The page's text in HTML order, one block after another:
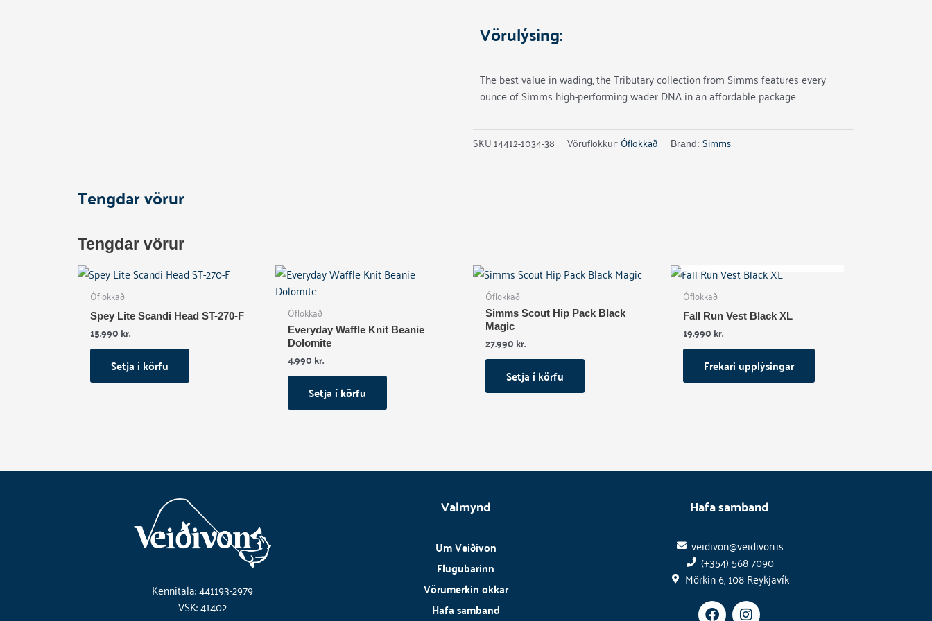
Vörulýsing:
The best value in wading, the Tributary collection from Simms features every
ounce of Simms high-performing wader DNA in an affordable package.
SKU 14412-1034-38 Vöruflokkur: Óflokkað Brand: Simms
Tengdar vörur
Tengdar vörur
Óflokkað
Spey Lite Scandi Head ST-270-F
15.990kr.
Setja í körfu
Óflokkað
Everyday Waffle Knit Beanie
Dolomite
4.990kr.
Setja í körfu
Óflokkað
Simms Scout Hip Pack Black
Magic
27.990kr.
Setja í körfu
Óflokkað
Fall Run Vest Black XL
19.990kr.
Frekari upplýsingar
Kennitala: 441193-2979
VSK: 41402
Valmynd
Um Veiðivon
Flugubarinn
Vörumerkin okkar
Hafa samband
Hafa samband
veidivon@veidivon.is
(+354) 568 7090
Mörkin 6, 108 Reykjavík
F I